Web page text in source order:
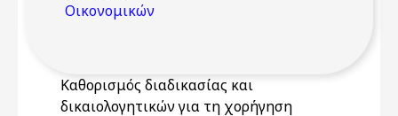
Οικονομικών
Καθορισμός διαδικασίας και
δικαιολογητικών για τη χορήγηση